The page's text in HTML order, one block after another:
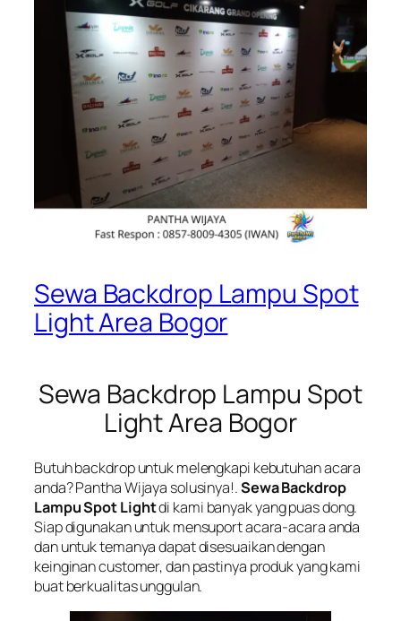
Sewa Backdrop Lampu Spot
Light Area Bogor
Sewa Backdrop Lampu Spot
Light Area Bogor
Butuh backdrop untuk melengkapi kebutuhan acara
anda? Pantha Wijaya solusinya!.Sewa Backdrop
Lampu Spot Lightdi kami banyak yang puas dong.
Siap digunakan untuk mensuport acara-acara anda
dan untuk temanya dapat disesuaikan dengan
keinginan customer, dan pastinya produk yang kami
buat berkualitas unggulan.